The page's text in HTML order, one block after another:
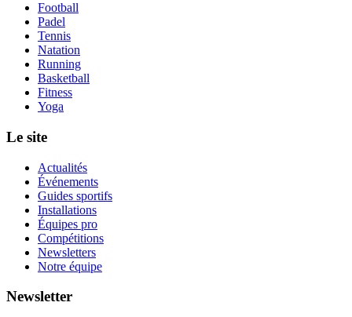
Football
Padel
Tennis
Natation
Running
Basketball
Fitness
Yoga
Le site
Actualités
Événements
Guides sportifs
Installations
Équipes pro
Compétitions
Newsletters
Notre équipe
Newsletter